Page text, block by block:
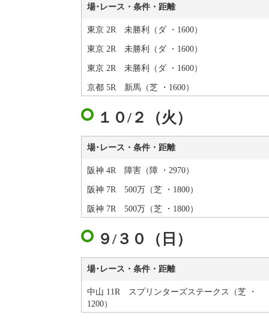
場･レース・条件・距離
東京 2R 未勝利（ダ ・1600）
東京 2R 未勝利（ダ ・1600）
東京 2R 未勝利（ダ ・1600）
京都 5R 新馬（芝 ・1600）
１０/２（火）
場･レース・条件・距離
阪神 4R 障害（障 ・2970）
阪神 7R 500万（芝 ・1800）
阪神 7R 500万（芝 ・1800）
９/３０（日）
場･レース・条件・距離
中山 11R スプリンターズステークス（芝 ・
1200）